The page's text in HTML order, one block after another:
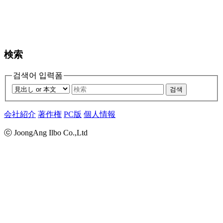
検索
검색어 입력폼
검색
会社紹介 著作権 PC版 個人情報
ⓒ JoongAng Ilbo Co.,Ltd